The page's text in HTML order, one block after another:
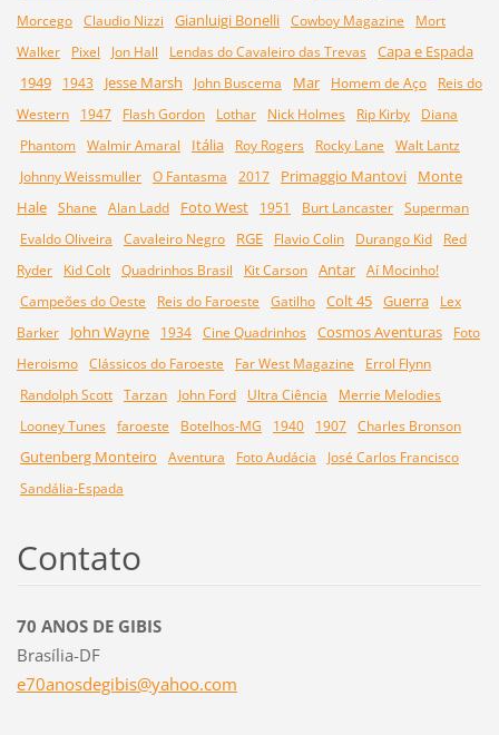
Morcego Claudio Nizzi Gianluigi Bonelli Cowboy Magazine
Mort
Walker
Pixel Jon Hall Lendas do Cavaleiro das Trevas Capa e Espada
1949
1943 Jesse Marsh John Buscema Mar Homem de Aço
Reis do
Western
1947 Flash Gordon Lothar Nick Holmes Rip Kirby
Diana
Phantom Walmir Amaral Itália Roy Rogers Rocky Lane
Walt Lantz
Johnny Weissmuller O Fantasma 2017 Primaggio Mantovi
Monte
Hale Shane Alan Ladd Foto West 1951 Burt Lancaster Superman
Evaldo Oliveira
Cavaleiro Negro RGE Flavio Colin Durango Kid
Red
Ryder
Kid Colt Quadrinhos Brasil Kit Carson Antar Aí Mocinho!
Campeões do Oeste
Reis do Faroeste Gatilho Colt 45 Guerra
Lex
Barker
John Wayne 1934 Cine Quadrinhos Cosmos Aventuras
Foto
Heroismo Clássicos do Faroeste Far West Magazine
Errol Flynn
Randolph Scott Tarzan John Ford Ultra Ciência
Merrie Melodies
Looney Tunes faroeste Botelhos-MG 1940 1907 Charles Bronson
Gutenberg Monteiro Aventura Foto Audácia
José Carlos Francisco
Sandália-Espada
Contato
70 ANOS DE GIBIS
Brasília-DF
e70anosdegibis@yahoo.com